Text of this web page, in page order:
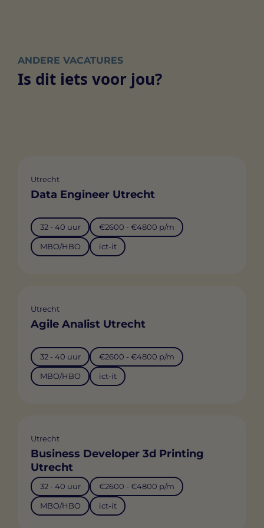
ANDERE VACATURES
Is dit iets voor jou?
Utrecht
Data Engineer Utrecht
32 - 40 uur €2600 - €4800 p/m
MBO/HBO ict-it
Utrecht
Agile Analist Utrecht
32 - 40 uur €2600 - €4800 p/m
MBO/HBO ict-it
Utrecht
Business Developer 3d Printing
Utrecht
32 - 40 uur €2600 - €4800 p/m
MBO/HBO ict-it